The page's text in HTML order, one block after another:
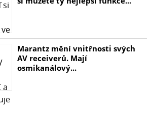
Marantz mění vnitřnosti svých
AV receiverů. Mají
osmikanálový...